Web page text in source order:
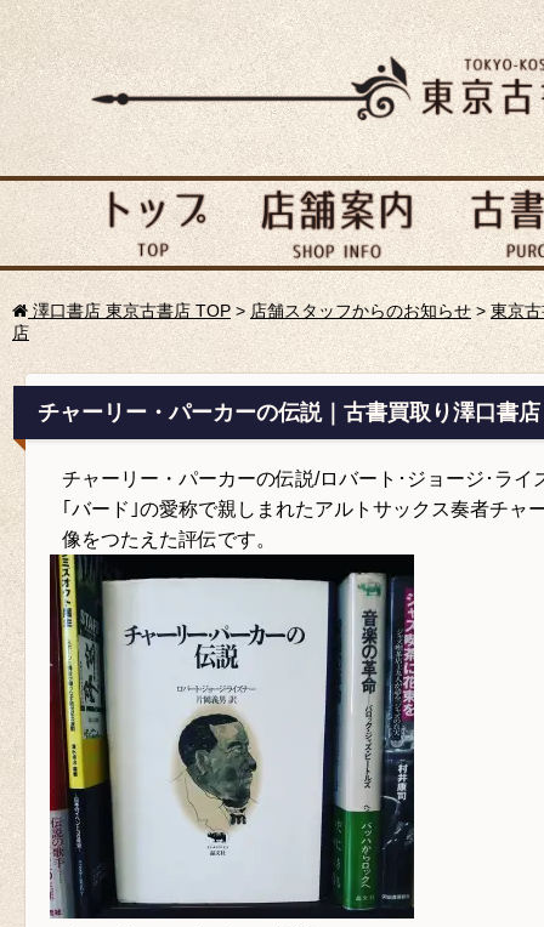
澤口書店 東京古書店 TOP > 店舗スタッフからのお知らせ> 東京
店
チャーリー・パーカーの伝説｜古書買取り澤口書店
チャーリー・パーカーの伝説/ロバート･ジョージ･ライ
｢バード｣の愛称で親しまれたアルトサックス奏者チャ
像をつたえた評伝です。